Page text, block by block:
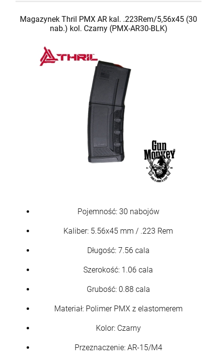
Magazynek Thril PMX AR kal. .223Rem/5,56x45 (30
nab.) kol. Czarny (PMX-AR30-BLK)
Pojemność: 30 nabojów
Kaliber: 5.56x45 mm / .223 Rem
Długość: 7.56 cala
Szerokość: 1.06 cala
Grubość: 0.88 cala
Materiał: Polimer PMX z elastomerem
Kolor: Czarny
Przeznaczenie: AR-15/M4